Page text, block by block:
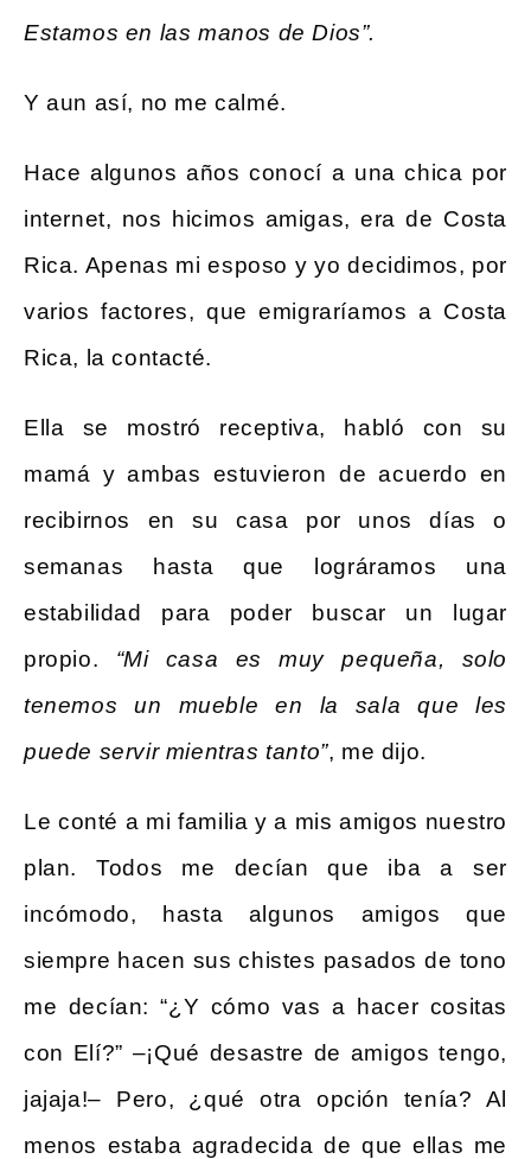
Estamos en las manos de Dios”.
Y aun así, no me calmé.
Hace algunos años conocí a una chica por
internet, nos hicimos amigas, era de Costa
Rica. Apenas mi esposo y yo decidimos, por
varios factores, que emigraríamos a Costa
Rica, la contacté.
Ella se mostró receptiva, habló con su
mamá y ambas estuvieron de acuerdo en
recibirnos en su casa por unos días o
semanas hasta que lográramos una
estabilidad para poder buscar un lugar
propio. “Mi casa es muy pequeña, solo
tenemos un mueble en la sala que les
puede servir mientras tanto”, me dijo.
Le conté a mi familia y a mis amigos nuestro
plan. Todos me decían que iba a ser
incómodo, hasta algunos amigos que
siempre hacen sus chistes pasados de tono
me decían: “¿Y cómo vas a hacer cositas
con Elí?” –¡Qué desastre de amigos tengo,
jajaja!– Pero, ¿qué otra opción tenía? Al
menos estaba agradecida de que ellas me